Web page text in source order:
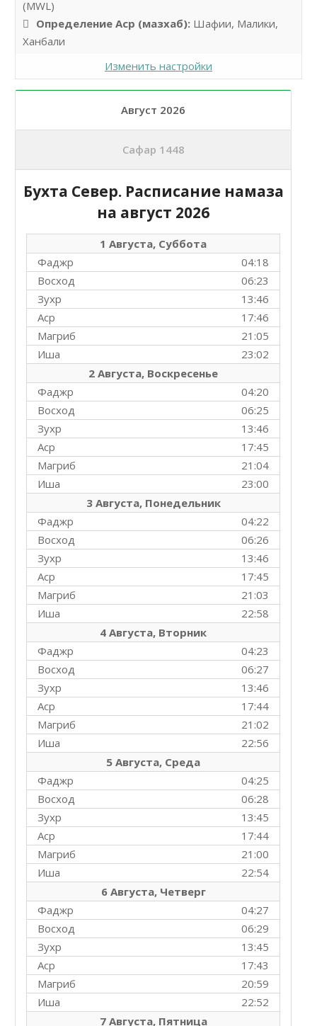
(MWL)
Определение Аср (мазхаб): Шафии, Малики,
Ханбали
Изменить настройки
Август 2026
Сафар 1448
Бухта Север. Расписание намаза
на август 2026
1 Августа, Суббота
04:18
Фаджр
06:23
Восход
13:46
Зухр
17:46
Аср
21:05
Магриб
23:02
Иша
2 Августа, Воскресенье
04:20
Фаджр
06:25
Восход
13:46
Зухр
17:45
Аср
21:04
Магриб
23:00
Иша
3 Августа, Понедельник
04:22
Фаджр
06:26
Восход
13:46
Зухр
17:45
Аср
21:03
Магриб
22:58
Иша
4 Августа, Вторник
04:23
Фаджр
06:27
Восход
13:46
Зухр
17:44
Аср
21:02
Магриб
22:56
Иша
5 Августа, Среда
04:25
Фаджр
06:28
Восход
13:45
Зухр
17:44
Аср
21:00
Магриб
22:54
Иша
6 Августа, Четверг
04:27
Фаджр
06:29
Восход
13:45
Зухр
17:43
Аср
20:59
Магриб
22:52
Иша
7 Августа, Пятница